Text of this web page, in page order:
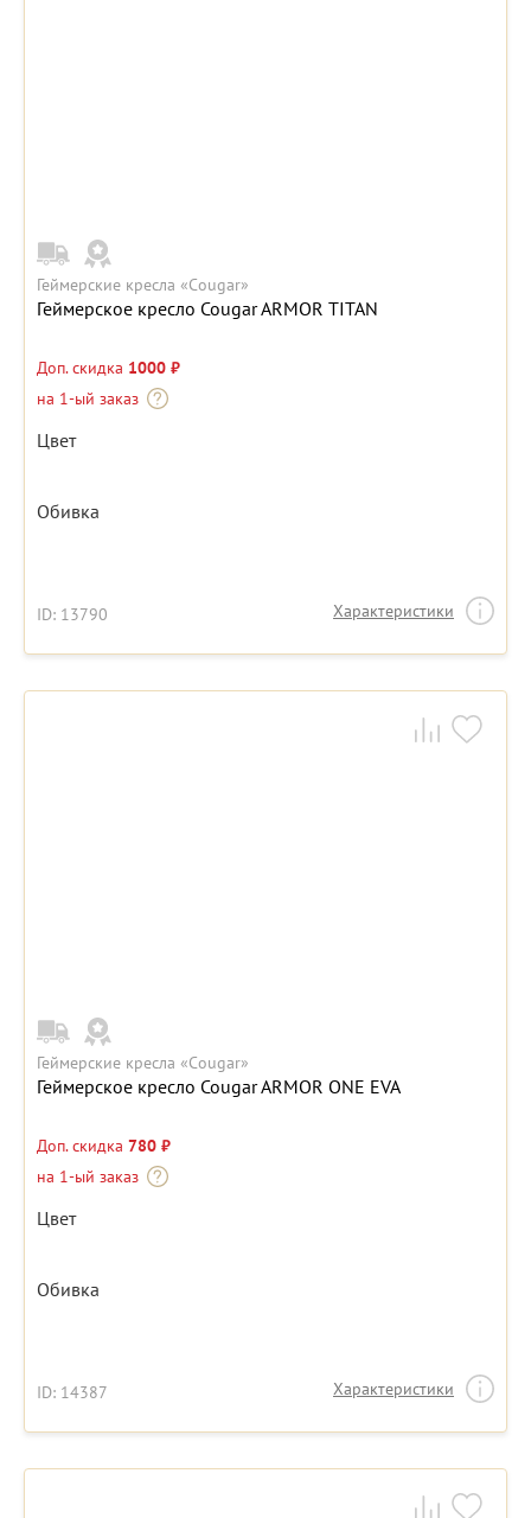
Геймерские кресла «Cougar»
Геймерское кресло Cougar ARMOR TITAN
Доп. скидка 1000 ₽
на 1-ый заказ
Цвет
Обивка
ID: 13790 Характеристики
Геймерские кресла «Cougar»
Геймерское кресло Cougar ARMOR ONE EVA
Доп. скидка 780 ₽
на 1-ый заказ
Цвет
Обивка
ID: 14387 Характеристики